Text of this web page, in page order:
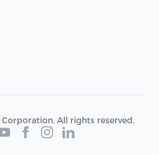
Corporation. All rights reserved.